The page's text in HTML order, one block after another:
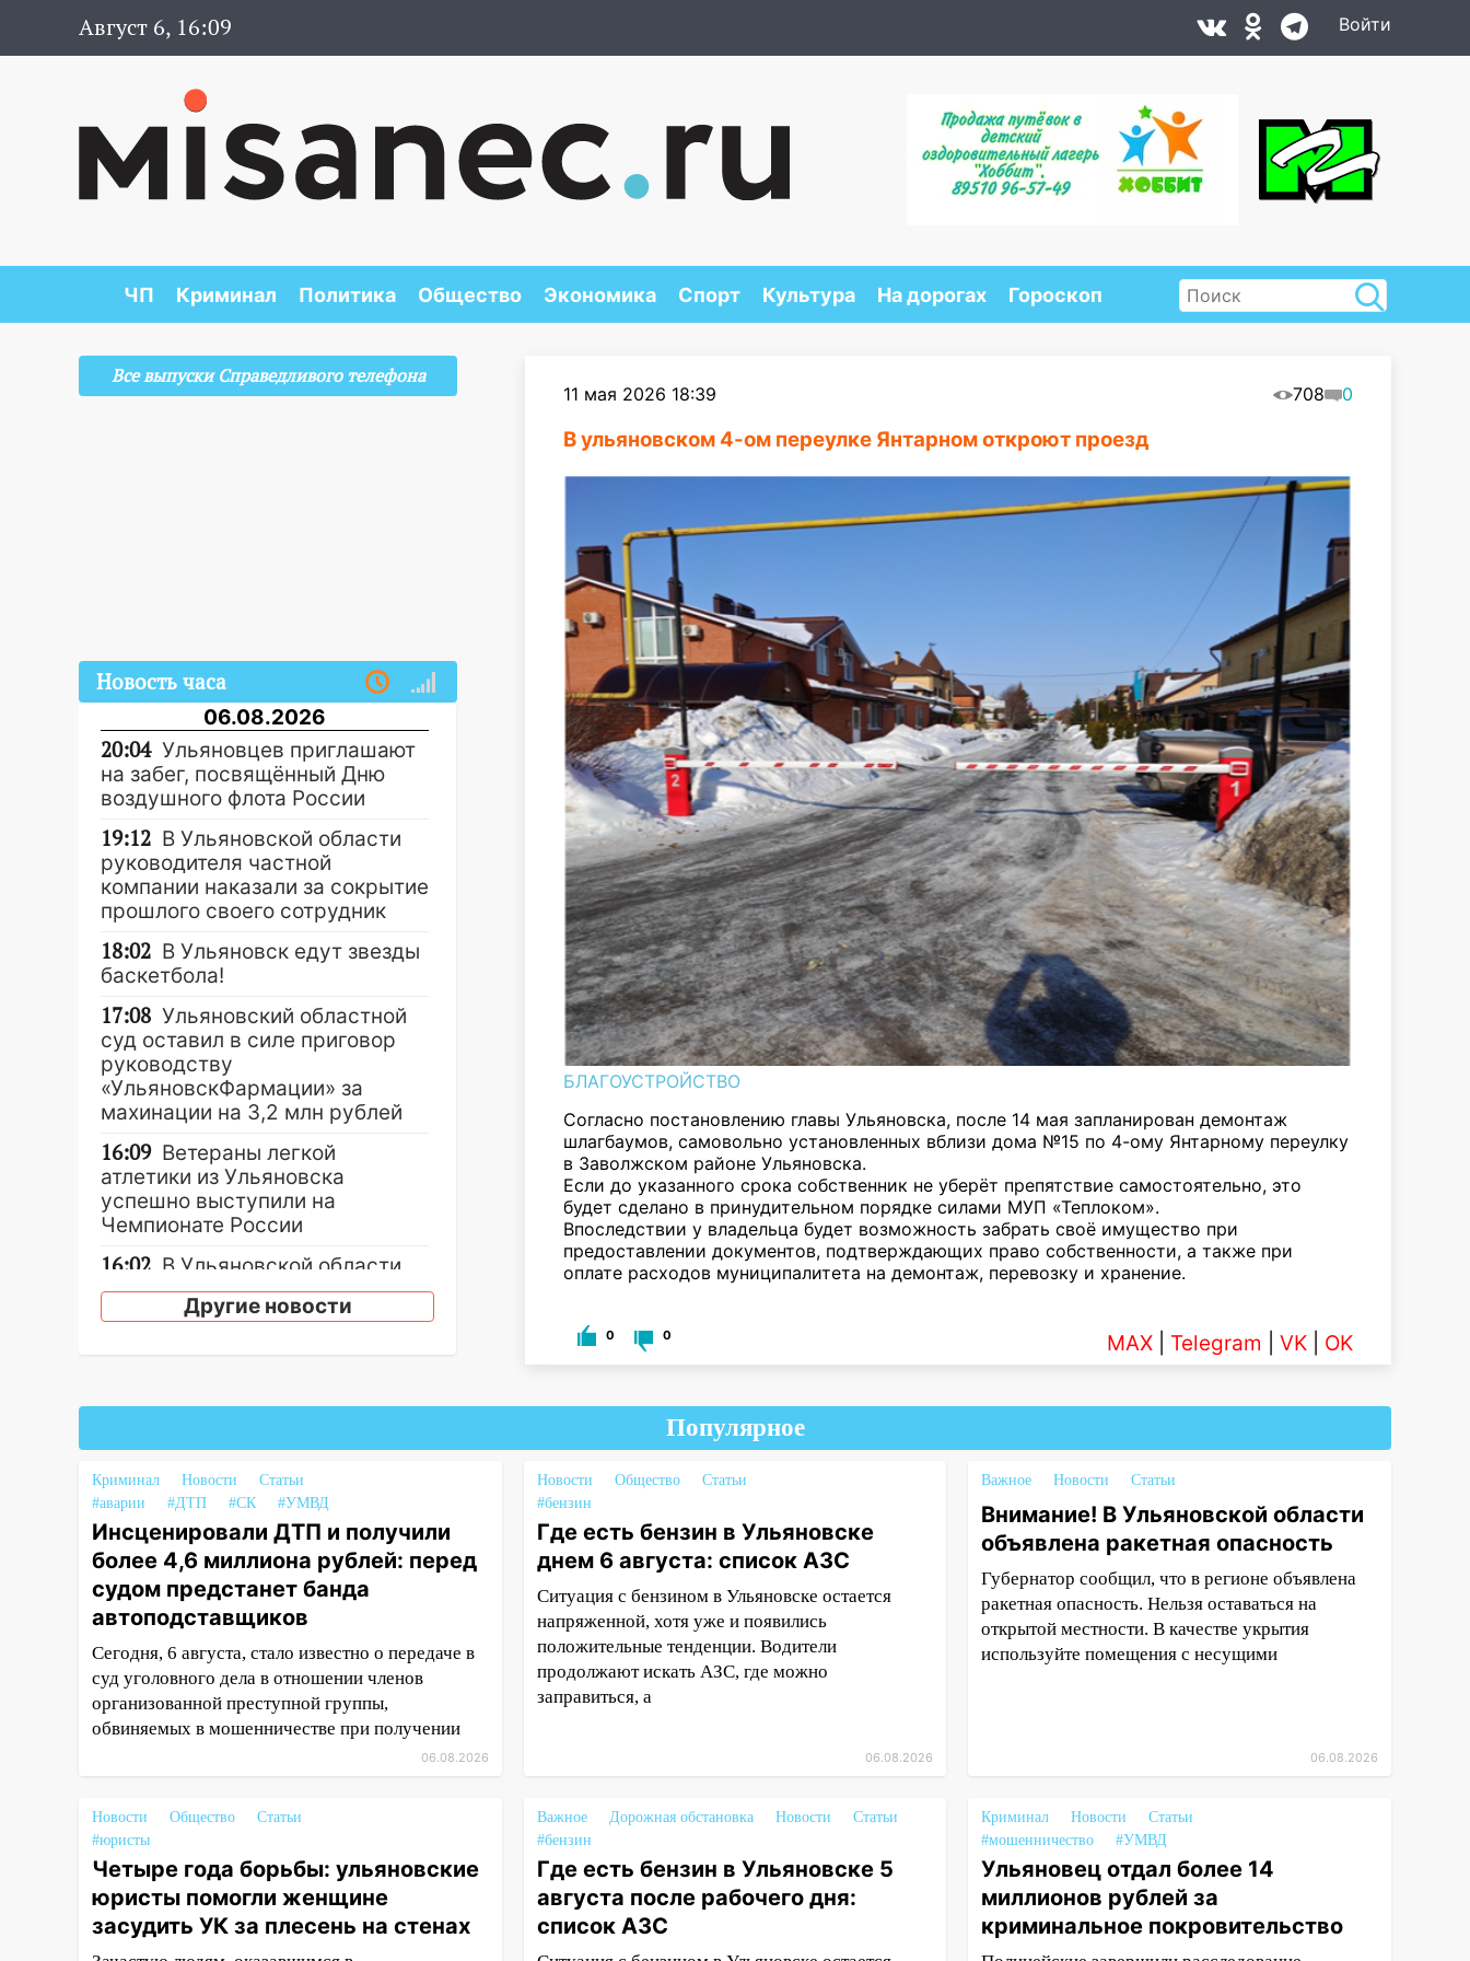
Август 6, 16:09 Войти
ЧП Криминал Политика Общество Экономика Спорт Культура На дорогах Гороскоп
11 мая 2026 18:39 708 0
В ульяновском 4-ом переулке Янтарном откроют проезд
БЛАГОУСТРОЙСТВО
Согласно постановлению главы Ульяновска, после 14 мая запланирован демонтаж
шлагбаумов, самовольно установленных вблизи дома №15 по 4-ому Янтарному переулку
в Заволжском районе Ульяновска.
Если до указанного срока собственник не уберёт препятствие самостоятельно, это
будет сделано в принудительном порядке силами МУП «Теплоком».
Впоследствии у владельца будет возможность забрать своё имущество при
предоставлении документов, подтверждающих право собственности, а также при
оплате расходов муниципалитета на демонтаж, перевозку и хранение.
0 0 MAX Telegram VK OK
Все выпуски Справедливого телефона
Новость часа
06.08.2026
20:04 Ульяновцев приглашают
на забег, посвящённый Дню
воздушного флота России
19:12 В Ульяновской области
руководителя частной
компании наказали за сокрытие
прошлого своего сотрудник
18:02 В Ульяновск едут звезды
баскетбола!
17:08 Ульяновский областной
суд оставил в силе приговор
руководству
«УльяновскФармации» за
махинации на 3,2 млн рублей
16:09 Ветераны легкой
атлетики из Ульяновска
успешно выступили на
Чемпионате России
16:02 В Ульяновской области
убрали более 28% площадей
зерновых и зернобобовых
брата: в Ульяновской области
женщину
15:47
На улице Радищева
сбили курьера: крупная авария
в Ульяновске
15:15
Проводил до квартиры и
ограбил: новый кавалер
женщины оказался
рецидивистом
14:26 В Ульяновске ограничат
движение по улице Ефремова
им повысят зарплату
14:01
получили более 4,6 миллиона
рублей: перед судом
предстанет банда
автоподставщиков
Другие новости
Популярное
Криминал Новости
Статьи
#аварии
#ДТП #СК #УМВД
Инсценировали ДТП и получили
более 4,6 миллиона рублей: перед
судом предстанет банда
автоподставщиков
Сегодня, 6 августа, стало известно о передаче в
суд уголовного дела в отношении членов
организованной преступной группы,
обвиняемых в мошенничестве при получении
06.08.2026
Новости Общество
Статьи
#бензин
Где есть бензин в Ульяновске
днем 6 августа: список АЗС
Ситуация с бензином в Ульяновске остается
напряженной, хотя уже и появились
положительные тенденции. Водители
продолжают искать АЗС, где можно
заправиться, а
06.08.2026
Важное Новости Статьи
Внимание! В Ульяновской области
объявлена ракетная опасность
Губернатор сообщил, что в регионе объявлена
ракетная опасность. Нельзя оставаться на
открытой местности. В качестве укрытия
используйте помещения с несущими
06.08.2026
Новости Общество
Статьи
#юристы
Четыре года борьбы: ульяновские
юристы помогли женщине
засудить УК за плесень на стенах
Важное Дорожная обстановка Новости
Статьи
#бензин
Где есть бензин в Ульяновске 5
августа после рабочего дня:
список АЗС
Криминал Новости
Статьи
#мошенничество
#УМВД
Ульяновец отдал более 14
миллионов рублей за
криминальное покровительство